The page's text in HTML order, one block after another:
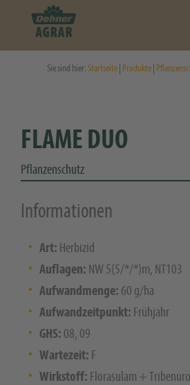
Sie sind hier:Startseite Produkte
FLAME DUO
Pflanzenschutz
Informationen
Art: Herbizid
Auflagen: NW 5(5/*/*)m, NT103
Aufwandmenge: 60 g/ha
Aufwandzeitpunkt: Frühjahr
GHS: 08, 09
Wartezeit: F
Wirkstoff: Florasulam +